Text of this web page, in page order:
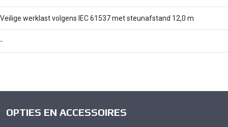
Veilige werklast volgens IEC 61537 met steunafstand 12,0 m
-
OPTIES EN ACCESSOIRES